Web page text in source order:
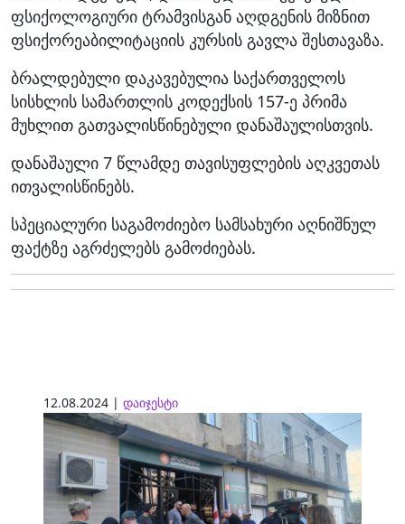
ფსიქოლოგიური ტრამვისგან აღდგენის მიზნით
ფსიქორეაბილიტაციის კურსის გავლა შესთავაზა.
ბრალდებული დაკავებულია საქართველოს
სისხლის სამართლის კოდექსის 157-ე პრიმა
მუხლით გათვალისწინებული დანაშაულისთვის.
დანაშაული 7 წლამდე თავისუფლების აღკვეთას
ითვალისწინებს.
სპეციალური საგამოძიებო სამსახური აღნიშნულ
ფაქტზე აგრძელებს გამოძიებას.
12.08.2024 | დაიჯესტი